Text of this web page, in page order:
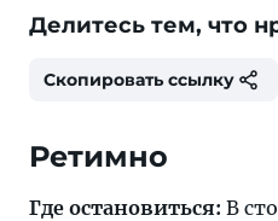
Делитесь тем, что
Скопировать ссылку
Ретимно
Где остановиться: В